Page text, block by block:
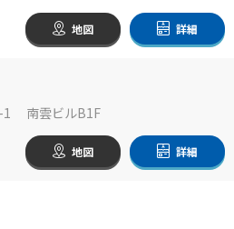
地図 詳細
1 南雲ビルB1F
地図 詳細